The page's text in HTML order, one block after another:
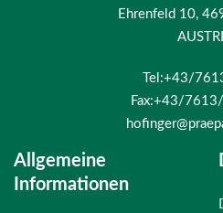
Ehrenfeld 10,
Tel:+43/
Fax:+43/
Allgemeine
Informationen